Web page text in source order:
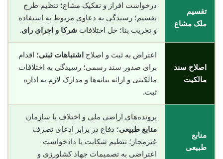
تقسیم
ملک مشاع
درخواست افراز و تفکیک مشاع؛ تنظیم طرح
تقسیم؛ رسیدگی به دعاوی مربوط به استفاده
و تخریب بنا؛ حل اختلافات شرکا و اجرای رای.
اصلاح سند
مالکیت
اعتراض به ثبت و اصلاح اشتباهات ثبتی؛ اقدام
برای صدور سند رسمی؛ رسیدگی به اختلافات
مالکیتی و ارائه بیانه‌ها و مدارک لازم به اداره
ثبت.
منابع
طبیعی
پرونده‌های اراضی ملی و اختلاف با سازمان
منابع طبیعی؛ دفاع در برابر ادعای تصرف
غیرمجاز؛ تنظیم شکایت یا دادخواست
اعتراضی به تصمیمات جهاد کشاورزی و